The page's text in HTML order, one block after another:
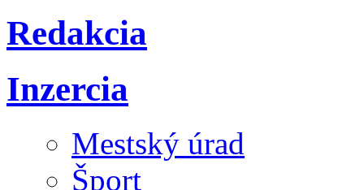
Redakcia
Inzercia
Mestský úrad
Šport